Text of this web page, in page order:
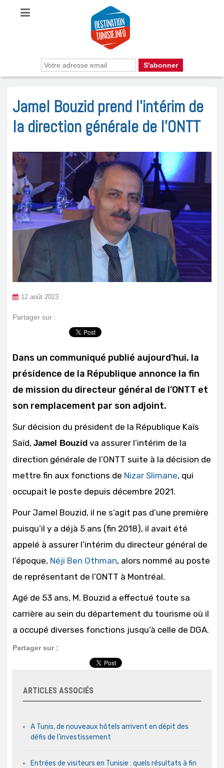
Jamel Bouzid prend l’intérim de
la direction générale de l’ONTT
12 août 2023
Partager sur :
Dans un communiqué publié aujourd’hui, la
présidence de la République annonce la fin
de mission du directeur général de l’ONTT et
son remplacement par son adjoint.
Sur décision du président de la République Kaïs
Saïd, Jamel Bouzid va assurer l’intérim de la
direction générale de l’ONTT suite à la décision de
mettre fin aux fonctions de Nizar Slimane, qui
occupait le poste depuis décembre 2021.
Pour Jamel Bouzid, il ne s’agit pas d’une première
puisqu’il y a déjà 5 ans (fin 2018), il avait été
appelé à assurer l’intérim du directeur général de
l’époque, Néji Ben Othman, alors nommé au poste
de représentant de l’ONTT à Montréal.
Agé de 53 ans, M. Bouzid a effectué toute sa
carrière au sein du département du tourisme où il
a occupé diverses fonctions jusqu’à celle de DGA.
Partager sur :
ARTICLES ASSOCIÉS
A Tunis, de nouveaux hôtels arrivent en dépit des
défis de l’investissement
Entrées de visiteurs en Tunisie : quels résultats à fin